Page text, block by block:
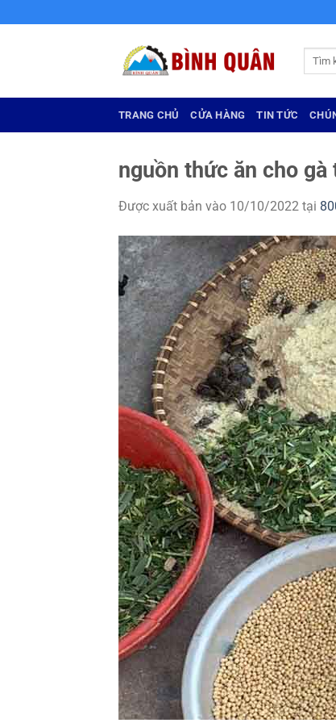
qua
TRANG CHỦ CỬA HÀNG TIN TỨC
nguồn thức ăn cho gà
Được xuất bản vào 10/10/2022 tại